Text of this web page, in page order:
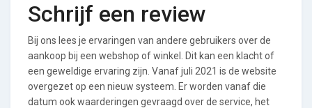
Schrijf een review
Bij ons lees je ervaringen van andere gebruikers over de
aankoop bij een webshop of winkel. Dit kan een klacht of
een geweldige ervaring zijn. Vanaf juli 2021 is de website
overgezet op een nieuw systeem. Er worden vanaf die
datum ook waarderingen gevraagd over de service, het